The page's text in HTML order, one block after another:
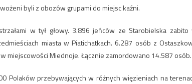
byli z obozów grupami do miejsc kaźni.
w tył głowy. 3.896 jeńców ze Starobielska zabito
miasta w Piatichatkach. 6.287 osób z
miejscowości Miednoje. Łącznie zamordowano 14.587 osób.
Polaków przebywających w różnych więzieniach na